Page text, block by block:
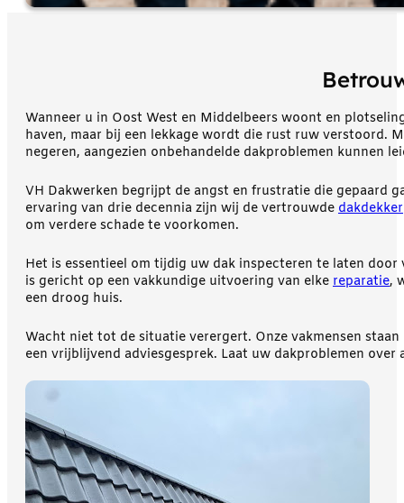
Wanneer u in Oost West en Middelbeers woont en
haven, maar bij een lekkage wordt die rust ruw verstoord.
negeren, aangezien onbehandelde dakproblemen kunnen
VH Dakwerken begrijpt de angst en frustratie die gepaard
ervaring van drie decennia zijn wij de vertrouwde dakdekker
om verdere schade te voorkomen.
Het is essentieel om tijdig uw dak inspecteren te laten door
is gericht op een vakkundige uitvoering van elke reparatie,
een droog huis.
Wacht niet tot de situatie verergert. Onze vakmensen
een vrijblijvend adviesgesprek. Laat uw dakproblemen